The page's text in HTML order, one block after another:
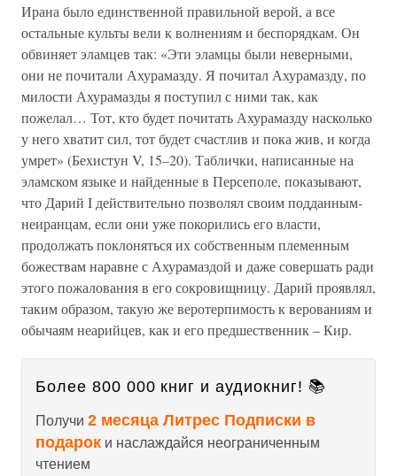
Ирана было единственной правильной верой, а все
остальные культы вели к волнениям и беспорядкам. Он
обвиняет эламцев так: «Эти эламцы были неверными,
они не почитали Ахурамазду. Я почитал Ахурамазду, по
милости Ахурамазды я поступил с ними так, как
пожелал… Тот, кто будет почитать Ахурамазду насколько
у него хватит сил, тот будет счастлив и пока жив, и когда
умрет» (Бехистун V, 15–20). Таблички, написанные на
эламском языке и найденные в Персеполе, показывают,
что Дарий I действительно позволял своим подданным-
неиранцам, если они уже покорились его власти,
продолжать поклоняться их собственным племенным
божествам наравне с Ахурамаздой и даже совершать ради
этого пожалования в его сокровищницу. Дарий проявлял,
таким образом, такую же веротерпимость к верованиям и
обычаям неарийцев, как и его предшественник – Кир.
Более 800 000 книг и аудиокниг! 📚
Получи 2 месяца Литрес Подписки в
подарок и наслаждайся неограниченным
чтением